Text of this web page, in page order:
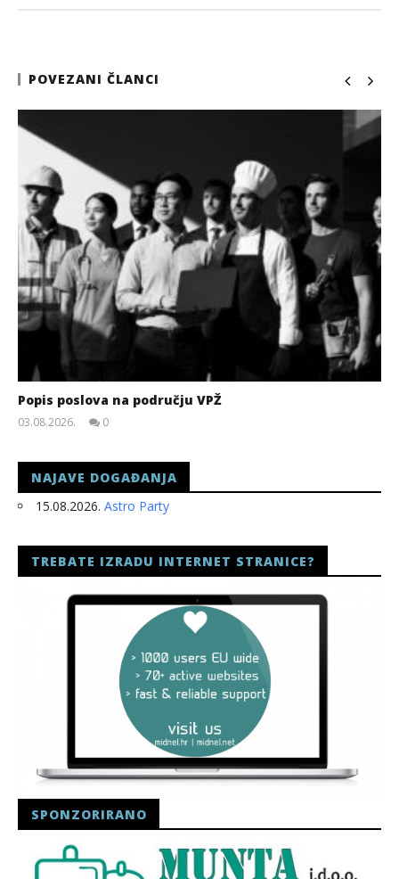
POVEZANI ČLANCI
Popis poslova na području VPŽ
03.08.2026.
0
NAJAVE DOGAĐANJA
15.08.2026. Astro Party
TREBATE IZRADU INTERNET STRANICE?
SPONZORIRANO